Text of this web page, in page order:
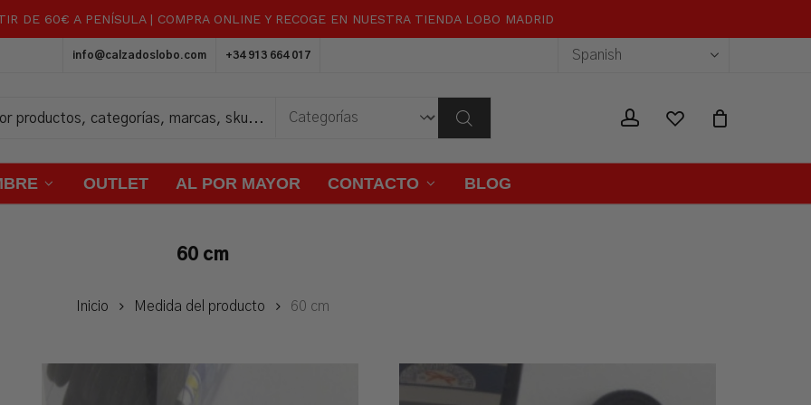
DE 60€ A PENÍSULA | COMPRA ONLINE Y RECOGE EN NUESTRA TIENDA LOBO MADRID
info@calzadoslobo.com +34 913 664 017
accountwishlist
OUTLET AL POR MAYOR CONTACTO BLOG
Carrito Close
60 cm
Inicio Medida del producto 60 cm